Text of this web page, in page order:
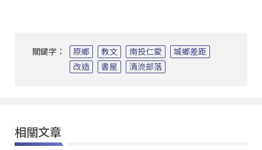
關鍵字： 原鄉 教文 南投仁愛
城鄉差距
改造
書屋 清流部落
相關文章